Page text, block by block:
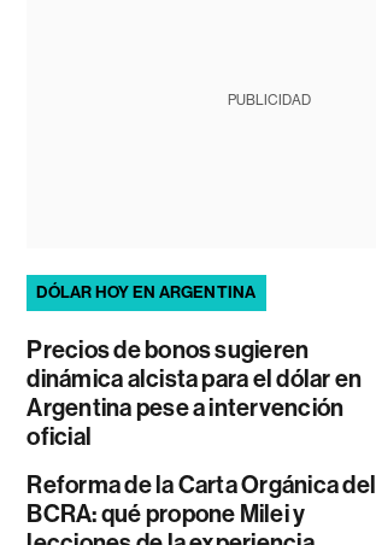
PUBLICIDAD
DÓLAR HOY EN ARGENTINA
Precios de bonos sugieren
dinámica alcista para el dólar en
Argentina pese a intervención
oficial
Reforma de la Carta Orgánica del
BCRA: qué propone Milei y